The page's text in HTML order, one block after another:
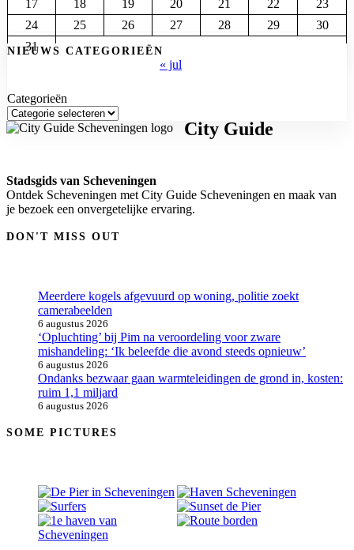
17
18 19 20 21 22
23
24
25 26 27 28 29
30
31
« jul
NIEUWS CATEGORIEËN
Categorieën
City Guide
Stadsgids van Scheveningen
Ontdek Scheveningen met City Guide Scheveningen en maak van
je bezoek een onvergetelijke ervaring.
DON'T MISS OUT
Meerdere kogels afgevuurd op woning, politie zoekt
camerabeelden
6 augustus 2026
‘Opluchting’ bij Pim na veroordeling voor zware
mishandeling: ‘Ik beleefde die avond steeds opnieuw’
6 augustus 2026
Ondanks bezwaar gaan warmteleidingen de grond in, kosten:
ruim 1,1 miljard
6 augustus 2026
SOME PICTURES